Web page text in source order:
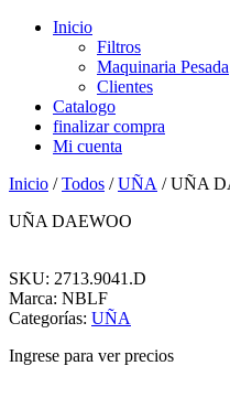
Inicio
Filtros
Maquinaria Pesada
Clientes
Catalogo
finalizar compra
Mi cuenta
Inicio /Todos /UÑA / UÑA
UÑA DAEWOO
SKU: 2713.9041.D
Marca: NBLF
Categorías: UÑA
Ingrese para ver precios